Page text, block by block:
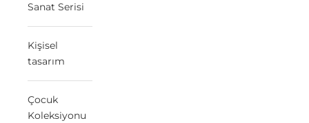
Sanat Serisi
Kişisel
tasarım
Çocuk
Koleksiyonu